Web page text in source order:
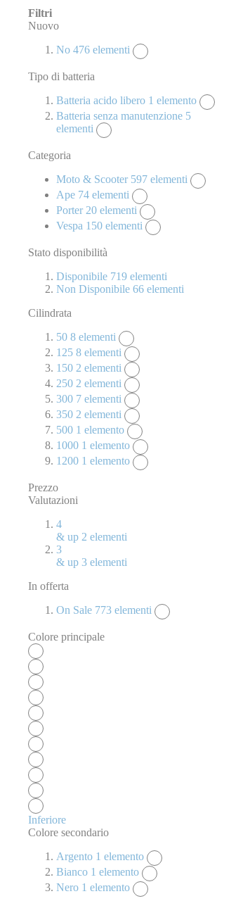
Filtri
Nuovo
No 476 elementi
Tipo di batteria
Batteria acido libero 1 elemento
Batteria senza manutenzione 5
elementi
Categoria
Moto & Scooter 597 elementi
Ape 74 elementi
Porter 20 elementi
Vespa 150 elementi
Stato disponibilità
Disponibile 719 elementi
Non Disponibile 66 elementi
Cilindrata
50 8 elementi
125 8 elementi
150 2 elementi
250 2 elementi
300 7 elementi
350 2 elementi
500 1 elemento
1000 1 elemento
1200 1 elemento
Prezzo
Valutazioni
4
& up 2 elementi
3
& up 3 elementi
In offerta
On Sale 773 elementi
Colore principale
Inferiore
Colore secondario
Argento 1 elemento
Bianco 1 elemento
Nero 1 elemento